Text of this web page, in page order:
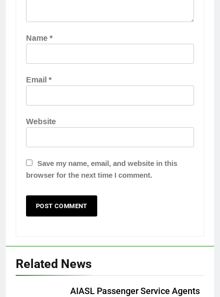
Name*
Email*
Website
Save my name, email, and website in this
browser for the next time I comment.
Related News
AIASL Passenger Service Agents